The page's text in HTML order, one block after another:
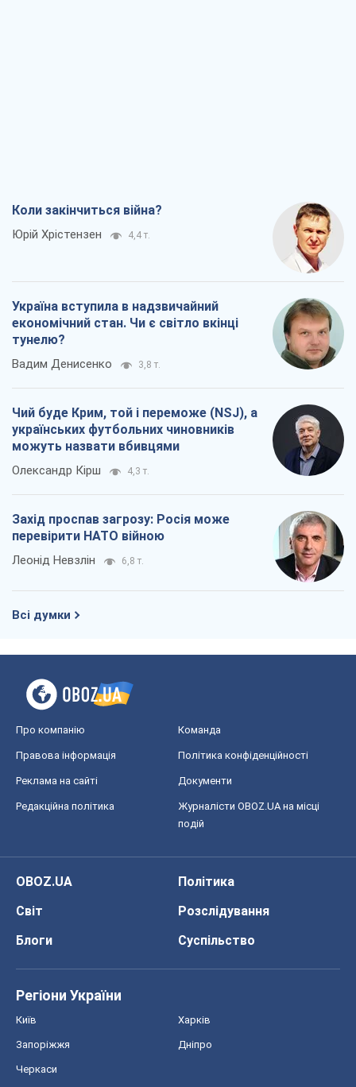
Коли закінчиться війна?
Юрій Хрістензен 4,4 т.
Україна вступила в надзвичайний
економічний стан. Чи є світло вкінці
тунелю?
Вадим Денисенко 3,8 т.
Чий буде Крим, той і переможе (NSJ), а
українських футбольних чиновників
можуть назвати вбивцями
Олександр Кірш 4,3 т.
Захід проспав загрозу: Росія може
перевірити НАТО війною
Леонід Невзлін 6,8 т.
Всі думки
Про компанію Команда
Правова інформація Політика конфіденційності
Реклама на сайті Документи
Редакційна політика
Журналісти OBOZ.UA на місці
подій
OBOZ.UA
Політика
Світ
Розслідування
Блоги
Суспільство
Регіони України
Київ Харків
Запоріжжя Дніпро
Черкаси